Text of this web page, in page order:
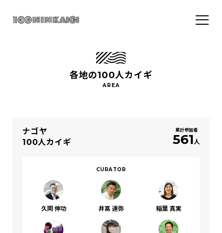
各地の100人カイギ
ナゴヤ
100人カイギ
累計参加者
561人
CURATOR
久岡 伸功 井髙 達弥 稲葉 真実